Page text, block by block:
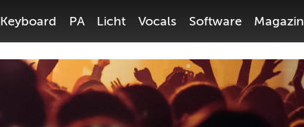
Keyboard PA Licht Vocals Software Magazin